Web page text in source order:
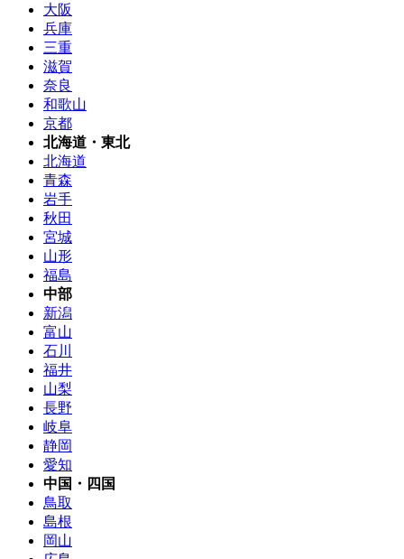
大阪
兵庫
三重
滋賀
奈良
和歌山
京都
北海道・東北
北海道
青森
岩手
秋田
宮城
山形
福島
中部
新潟
富山
石川
福井
山梨
長野
岐阜
静岡
愛知
中国・四国
鳥取
島根
岡山